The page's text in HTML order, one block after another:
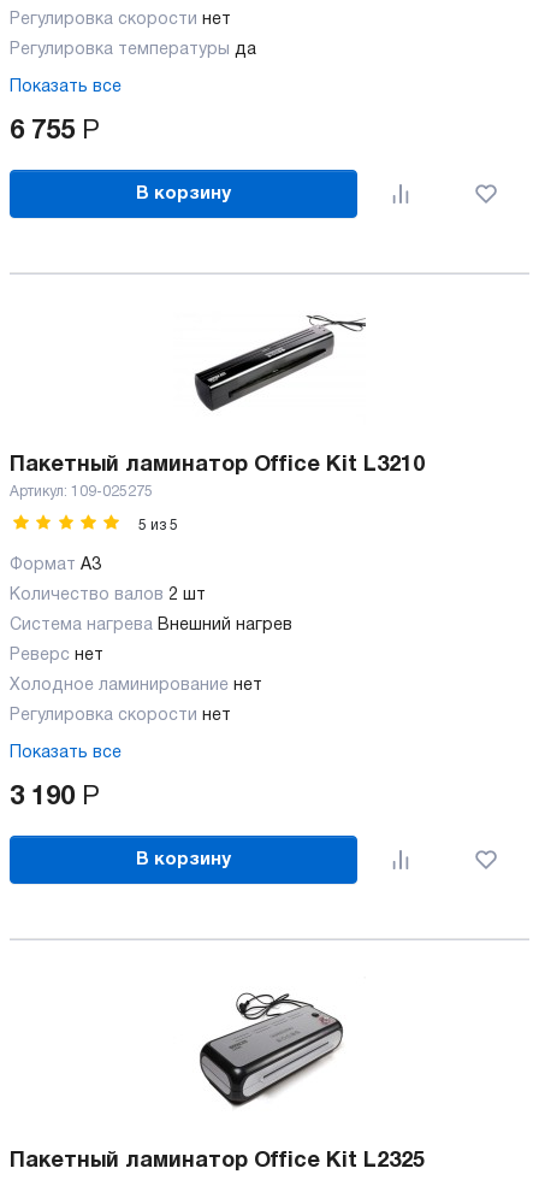
Регулировка скорости
нет
Регулировка температуры да
Показать все
6 755 Р
В корзину
Пакетный ламинатор Office Kit L3210
Артикул: 109-025275
5 из 5
Формат A3
Количество валов 2 шт
Cистема нагрева Внешний нагрев
Реверс нет
Холодное ламинирование нет
Регулировка скорости нет
Показать все
3 190 Р
В корзину
Пакетный ламинатор Office Kit L2325